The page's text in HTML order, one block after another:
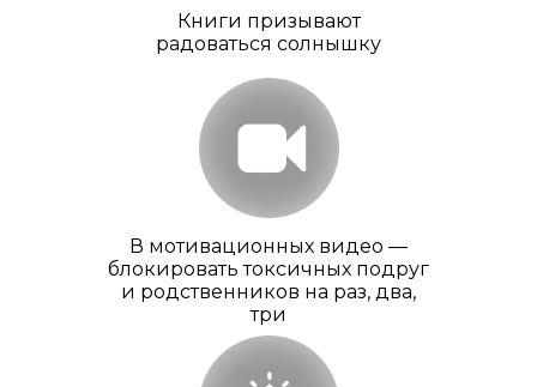
В мотивационных видео —
блокировать токсичных подруг
и родственников на раз, два,
три
Книги призывают
радоваться солнышку